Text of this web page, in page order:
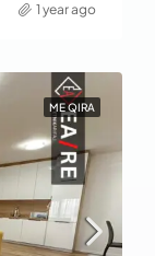
1 year ago
ME QIRA